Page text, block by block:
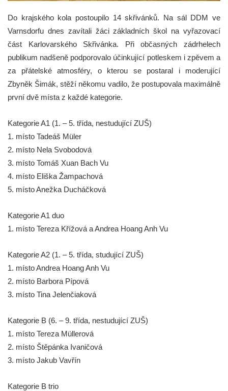
Do krajského kola postoupilo 14 skřivánků. Na sál DDM ve
Varnsdorfu dnes zavítali žáci základních škol na vyřazovací
část Karlovarského Skřivánka. Při občasných zádrhelech
publikum nadšeně podporovalo účinkující potleskem i zpěvem a
za přátelské atmosféry, o kterou se postaral i moderující
Zbyněk Šimák, stěží někomu vadilo, že postupovala maximálně
první dvě místa z každé kategorie.
Kategorie A1 (1. – 5. třída, nestudující ZUŠ)
1. místo Tadeáš Müler
2. místo Nela Svobodová
3. místo Tomáš Xuan Bach Vu
4. místo Eliška Žampachová
5. místo Anežka Ducháčková
Kategorie A1 duo
1. místo Tereza Křížová a Andrea Hoang Anh Vu
Kategorie A2 (1. – 5. třída, studující ZUŠ)
1. místo Andrea Hoang Anh Vu
2. místo Barbora Pípová
3. místo Tina Jelenčiaková
Kategorie B (6. – 9. třída, nestudující ZUŠ)
1. místo Tereza Müllerová
2. místo Štěpánka Ivaničová
3. místo Jakub Vavřín
Kategorie B trio